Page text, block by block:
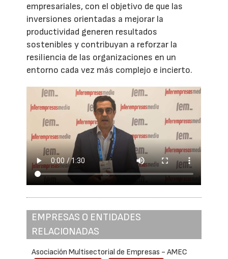
empresariales, con el objetivo de que las
inversiones orientadas a mejorar la
productividad generen resultados
sostenibles y contribuyan a reforzar la
resiliencia de las organizaciones en un
entorno cada vez más complejo e incierto.
EMPRESAS O ENTIDADES
RELACIONADAS
Asociación Multisectorial de Empresas - AMEC